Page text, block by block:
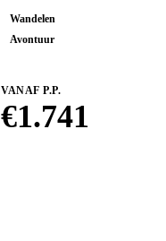
Wandelen
Avontuur
VANAF P.P.
€1.741